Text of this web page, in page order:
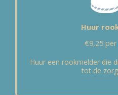
Huur
€9,25
Huur een rookmelder die
tot de